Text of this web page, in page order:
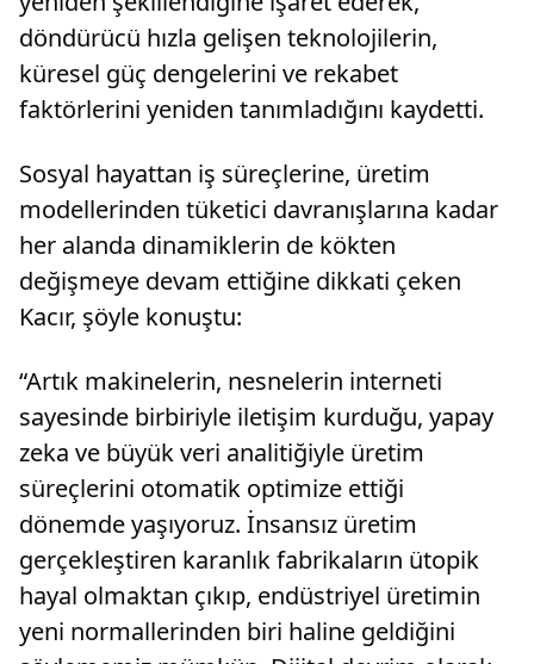
döndürücü hızla gelişen teknolojilerin,
küresel güç dengelerini ve rekabet
faktörlerini yeniden tanımladığını kaydetti.
Sosyal hayattan iş süreçlerine, üretim
modellerinden tüketici davranışlarına kadar
her alanda dinamiklerin de kökten
değişmeye devam ettiğine dikkati çeken
Kacır, şöyle konuştu:
“Artık makinelerin, nesnelerin interneti
sayesinde birbiriyle iletişim kurduğu, yapay
zeka ve büyük veri analitiğiyle üretim
süreçlerini otomatik optimize ettiği
dönemde yaşıyoruz. İnsansız üretim
gerçekleştiren karanlık fabrikaların ütopik
hayal olmaktan çıkıp, endüstriyel üretimin
yeni normallerinden biri haline geldiğini